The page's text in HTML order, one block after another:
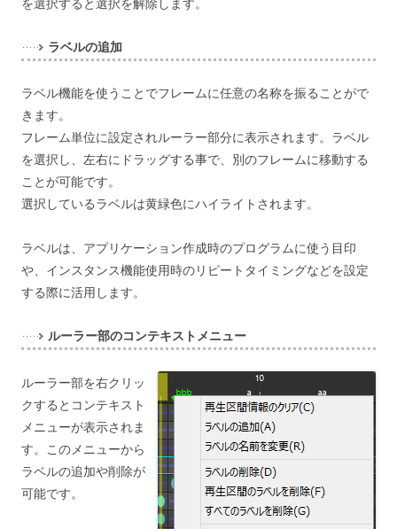
を選択すると選択を解除します。
ラベルの追加
ラベル機能を使うことでフレームに任意の名称を振ることがで
きます。
フレーム単位に設定されルーラー部分に表示されます。ラベル
を選択し、左右にドラッグする事で、別のフレームに移動する
ことが可能です。
選択しているラベルは黄緑色にハイライトされます。
ラベルは、アプリケーション作成時のプログラムに使う目印
や、インスタンス機能使用時のリピートタイミングなどを設定
する際に活用します。
ルーラー部のコンテキストメニュー
ルーラー部を右クリッ
クするとコンテキスト
メニューが表示されま
す。このメニューから
ラベルの追加や削除が
可能です。